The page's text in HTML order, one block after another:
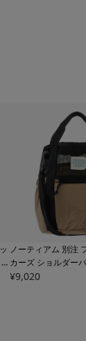
ノーティアム 別注
カーズ ショルダー
ィース
¥9,020